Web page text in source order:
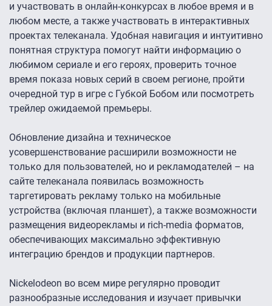
и участвовать в онлайн-конкурсах в любое время и в
любом месте, а также участвовать в интерактивных
проектах телеканала. Удобная навигация и интуитивно
понятная структура помогут найти информацию о
любимом сериале и его героях, проверить точное
время показа новых серий в своем регионе, пройти
очередной тур в игре с Губкой Бобом или посмотреть
трейлер ожидаемой премьеры.
Обновление дизайна и техническое
усовершенствование расширили возможности не
только для пользователей, но и рекламодателей – на
сайте телеканала появилась возможность
таргетировать рекламу только на мобильные
устройства (включая планшет), а также возможности
размещения видеорекламы и rich-media форматов,
обеспечивающих максимально эффективную
интеграцию брендов и продукции партнеров.
Nickelodeon во всем мире регулярно проводит
разнообразные исследования и изучает привычки